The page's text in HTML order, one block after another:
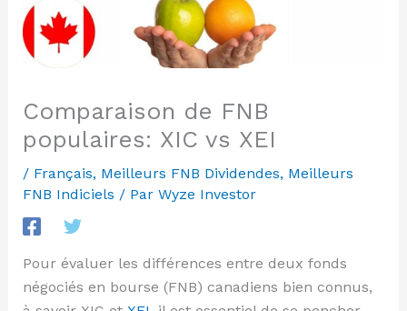
Comparaison de FNB
populaires: XIC vs XEI
/ Français, Meilleurs FNB Dividendes, Meilleurs
FNB Indiciels / Par Wyze Investor
Pour évaluer les différences entre deux fonds
négociés en bourse (FNB) canadiens bien connus,